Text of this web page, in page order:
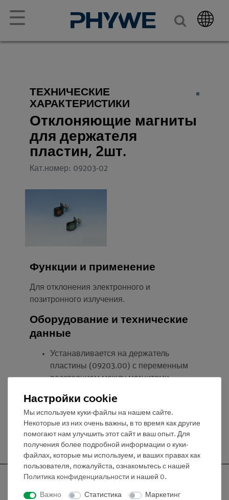
☰
ТЕХНИЧЕСКИЕ
ХАРАКТЕРИСТИКИ
Отклоняющие магниты
для держателя
пластин, 2шт.
Кат.номер: 09203-02
Функции и применение
Для отклонения электронного и
позитронного излучения.
Оборудование и технические
данные
Устанавливается на держатель
пластины (09203.00) с переменным
расстоянием между магнитами.
Настройки cookie
Мы используем куки-файлы на нашем сайте.
Некоторые из них очень важны, в то время как другие
помогают нам улучшить этот сайт и ваш опыт. Для
получения более подробной информации о куки-
файлах, которые мы используем, и ваших правах как
пользователя, пожалуйста, ознакомьтесь с нашей
Политика конфиденциальности и нашей 0.
Важно Статистика Маркетинг